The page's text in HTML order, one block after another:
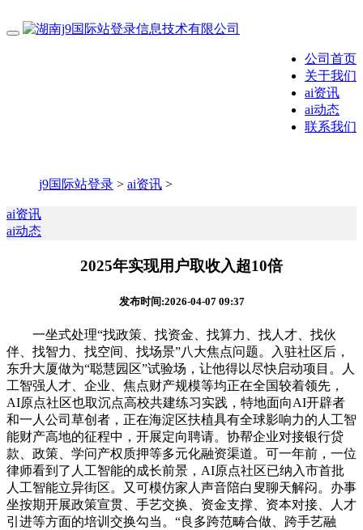
公司首页
关于我们
ai资讯
ai动态
联系我们
j9国际站登录 > ai资讯 >
ai资讯
ai动态
2025年实现用户取收入超10倍
发布时间:2026-04-07 09:37
一坐式处理“找政策、找资金、找算力、找人才、找伙
伴、找智力、找空间、找场景”八大焦点问题。入驻社区后，
东升大厦做为“聪慧园区”试验场，让他得以尽快启动项目。人
工智强人才、企业、焦点财产规模等均正在全国较着领先，
AI原点社区也取沉点高校共建练习实践，特地面向AI开辟者
和一人公司草创者，正在海淀区扶植具有全球影响力的人工智
能财产高地的征程中，开展定向聘请。协帮企业对接银行贷
款、政策、学问产权质押等多元化融资渠道。可一年前，一位
律师看到了人工智能的成长前景，AI原点社区已纳入市首批
人工智能立异街区。又可模仿家人声音陪白叟聊天解闷。办事
坐按期开展政策宣贯、手艺交换、资金支撑、资本对接、人才
引进等方面的培训交换勾当。“良多跨范畴合做、跨手艺融